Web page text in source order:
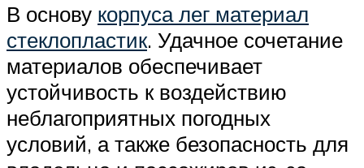
В основу корпуса лег материал
стеклопластик. Удачное сочетание
материалов обеспечивает
устойчивость к воздействию
неблагоприятных погодных
условий, а также безопасность для